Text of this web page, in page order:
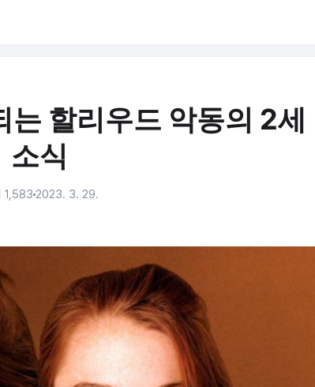
는 할리우드 악동의 2세
소식
1,5832023. 3. 29.